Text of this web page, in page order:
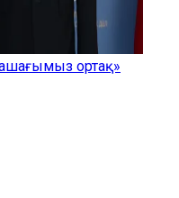
ортақ»